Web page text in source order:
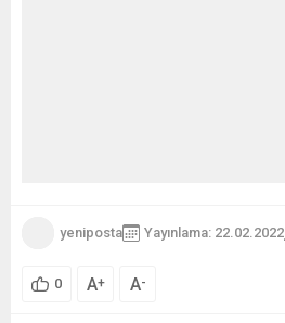
yeniposta Yayınlama: 22.02.2022
0 A+ A-